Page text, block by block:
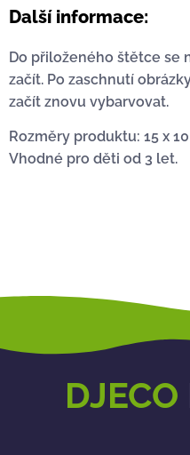
Další informace:
Do přiloženého štětce se
začít. Po zaschnutí
začít znovu vybarvovat.
Rozměry produktu: 15 x
Vhodné pro děti od 3 let.
DJECO